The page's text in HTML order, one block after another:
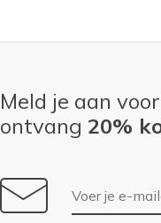
Meld je aan
ontvang 20%
E-mailadres